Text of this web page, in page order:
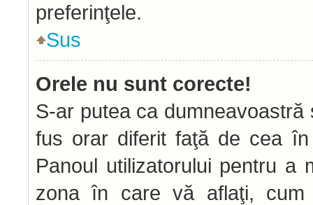
preferinţele.
Sus
Orele nu sunt corecte!
S-ar putea ca
fus orar diferit faţă de cea
Panoul utilizatorului pentru a
zona în care vă aflaţi,